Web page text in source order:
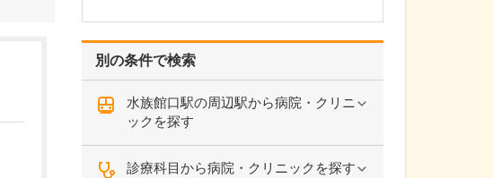
別の条件で検索
水族館口駅の周辺駅から病院・クリニ
ックを探す
診療科目から病院・クリニックを探す